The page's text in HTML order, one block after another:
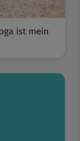
ist mein